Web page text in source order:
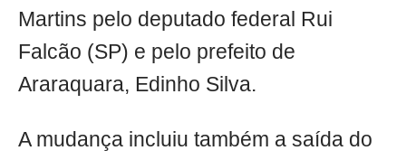
Martins pelo deputado federal Rui
Falcão (SP) e pelo prefeito de
Araraquara, Edinho Silva.
A mudança incluiu também a saída do